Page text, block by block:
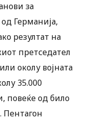
за
Германија,
резултат на
претседател
околу војната
35.000
повеќе од било
Пентагон